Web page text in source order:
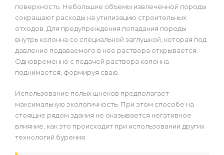
поверхность. Небольшие объемы извлеченной породы
сокращают расходы на утилизацию строительных
отходов. Для предупреждения попадания породы
внутрь колонна со специальной заглушкой, которая под
давление подаваемого в нее раствора открывается.
Одновременно с подачей раствора колонна
поднимается, формируя сваю.
Использование полых шнеков предполагает
максимальную экологичность. При этом способе на
стоящие рядом здания не оказывается негативное
влияние, как это происходит при использовании других
технологий бурения.